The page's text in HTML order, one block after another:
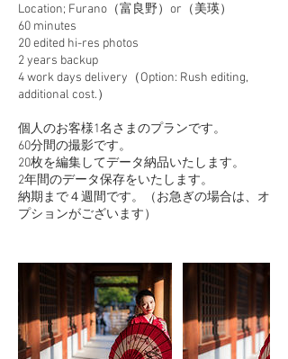
Location; Furano（富良野）or（美瑛）
60 minutes
20 edited hi-res photos
2 years backup
4 work days delivery（Option: Rush editing,
additional cost.）
個人のお客様1名さまのプランです。
60分間の撮影です。
20枚を編集してデータ納品いたします。
2年間のデータ保存をいたします。
納期まで４週間です。（お急ぎの場合は、オ
プションがございます）